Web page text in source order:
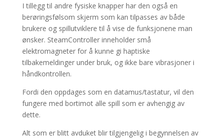
I tillegg til andre fysiske knapper har den også en
berøringsfølsom skjerm som kan tilpasses av både
brukere og spillutviklere til å vise de funksjonene man
ønsker. SteamController inneholder små
elektromagneter for å kunne gi haptiske
tilbakemeldinger under bruk, og ikke bare vibrasjoner i
håndkontrollen.
Fordi den oppdages som en datamus/tastatur, vil den
fungere med bortimot alle spill som er avhengig av
dette.
Alt som er blitt avduket blir tilgjengelig i begynnelsen av